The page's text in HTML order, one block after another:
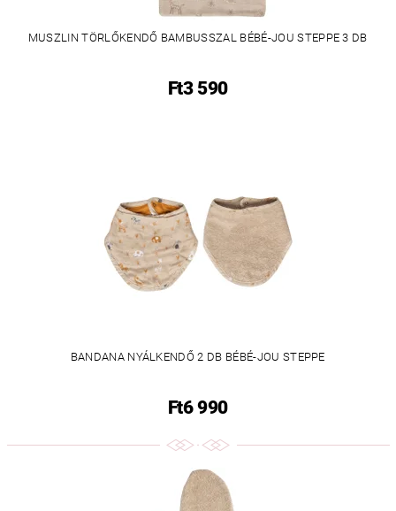
MUSZLIN TÖRLŐKENDŐ BAMBUSSZAL BÉBÉ-JOU STEPPE 3 DB
Ft3 590
BANDANA NYÁLKENDŐ 2 DB BÉBÉ-JOU STEPPE
Ft6 990